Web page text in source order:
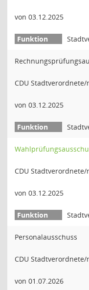
von 03.12.2025
CDU
von 03.12.2025
CDU
von 03.12.2025
Personalausschuss
CDU
von 01.07.2026